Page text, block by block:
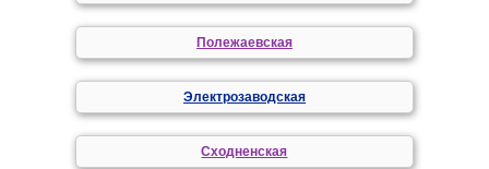
Полежаевская
Электрозаводская
Сходненская